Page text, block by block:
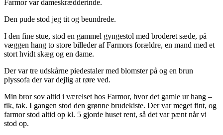
Farmor var dameskrædderinde.
Den pude stod jeg tit og beundrede.
I den fine stue, stod en gammel gyngestol med broderet sæde, på
væggen hang to store billeder af Farmors forældre, en mand med et
stort hvidt skæg og en dame.
Der var tre udskårne piedestaler med blomster på og en brun
plyssofa der var dejlig at røre ved.
Min bror sov altid i værelset hos Farmor, hvor det gamle ur hang –
tik, tak. I gangen stod den grønne brudekiste. Der var meget fint, og
farmor stod altid op kl. 5 gjorde huset rent, så det var pænt når vi
stod op.